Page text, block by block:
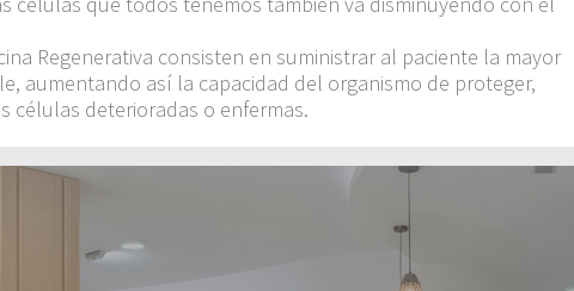
Regenerativa consisten en suministrar al paciente la mayor
aumentando así la capacidad del organismo de proteger,
células deterioradas o enfermas.